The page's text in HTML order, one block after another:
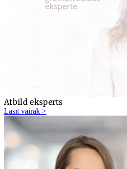
Atbild eksperts
Lasīt vairāk >